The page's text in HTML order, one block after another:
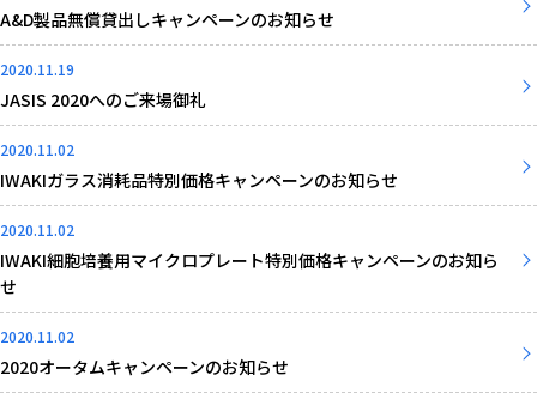
A&D製品無償貸出しキャンペーンのお知らせ
2020.11.19
JASIS 2020へのご来場御礼
2020.11.02
IWAKIガラス消耗品特別価格キャンペーンのお知らせ
2020.11.02
IWAKI細胞培養用マイクロプレート特別価格キャンペーンのお知ら
せ
2020.11.02
2020オータムキャンペーンのお知らせ